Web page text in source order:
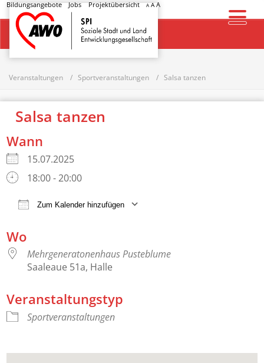
Bildungsangebote Jobs Projektübersicht A AA
Startseite
Veranstaltungen Sportveranstaltungen Salsa tanzen
Salsa tanzen
Wann
15.07.2025
18:00 - 20:00
Zum Kalender hinzufügen
Wo
Mehrgeneratonenhaus Pusteblume
Saaleaue 51a, Halle
Veranstaltungstyp
Sportveranstaltungen